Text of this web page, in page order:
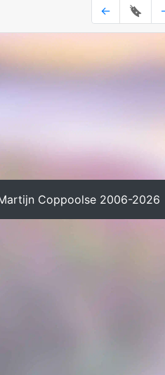
←
🔖
Coppoolse 2006-2026